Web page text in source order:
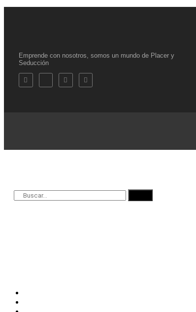
Emprende con nosotros, somos un mundo de Placer y
Seducción